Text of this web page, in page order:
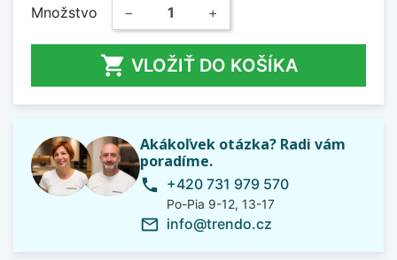
Množstvo − +
 VLOŽIŤ DO KOŠÍKA
Akákoľvek otázka? Radi vám
poradíme.
phone +420 731 979 570
Po-Pia 9-12, 13-17
mail_outline info@trendo.cz